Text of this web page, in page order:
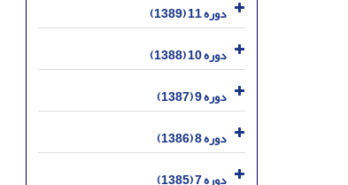
دوره 11 (1389)
دوره 10 (1388)
دوره 9 (1387)
دوره 8 (1386)
دوره 7 (1385)